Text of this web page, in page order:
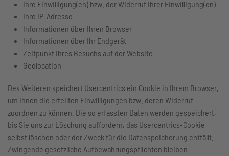
Ihre Einwilligung(en) bzw. der Widerruf Ihrer Einwilligung(en)
Ihre IP-Adresse
Informationen über Ihren Browser
Informationen über Ihr Endgerät
Zeitpunkt Ihres Besuchs auf der Website
Geolocation
Des Weiteren speichert Usercentrics ein Cookie in Ihrem Browser,
um Ihnen die erteilten Einwilligungen bzw. deren Widerruf
zuordnen zu können. Die so erfassten Daten werden gespeichert,
bis Sie uns zur Löschung auffordern, das Usercentrics-Cookie
selbst löschen oder der Zweck für die Datenspeicherung entfällt.
Zwingende gesetzliche Aufbewahrungspflichten bleiben